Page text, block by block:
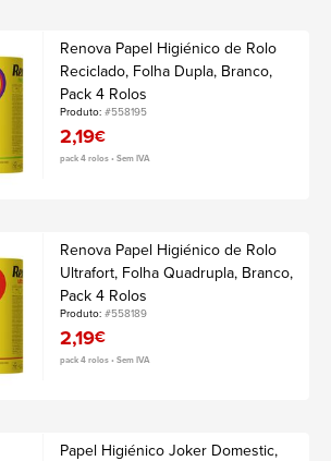
Renova Papel Higiénico de Rolo
Reciclado, Folha Dupla, Branco,
Pack 4 Rolos
Produto:#558195
2,19€
pack 4 rolos • Sem IVA
Renova Papel Higiénico de Rolo
Ultrafort, Folha Quadrupla, Branco,
Pack 4 Rolos
Produto:#558189
2,19€
pack 4 rolos • Sem IVA
Papel Higiénico Joker Domestic,